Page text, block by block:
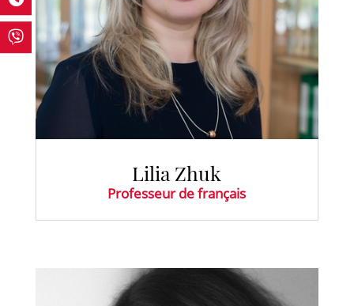
Lilia Zhuk
Professeur de français